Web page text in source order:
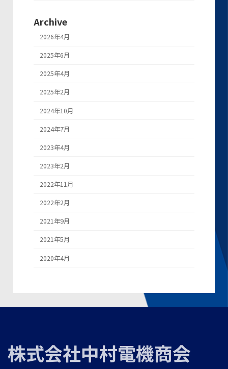
Archive
2026年4月
2025年6月
2025年4月
2025年2月
2024年10月
2024年7月
2023年4月
2023年2月
2022年11月
2022年2月
2021年9月
2021年5月
2020年4月
株式会社中村電機商会